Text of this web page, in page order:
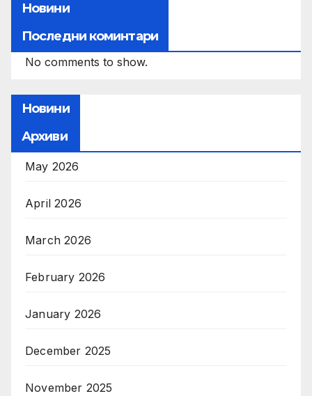
Новини
Последни коминтари
No comments to show.
Новини
Архиви
May 2026
April 2026
March 2026
February 2026
January 2026
December 2025
November 2025